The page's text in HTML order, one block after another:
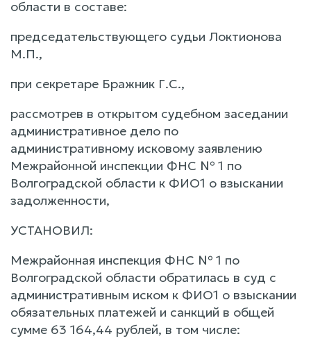
области в составе:
председательствующего судьи Локтионова
М.П.,
при секретаре Бражник Г.С.,
рассмотрев в открытом судебном заседании
административное дело по
административному исковому заявлению
Межрайонной инспекции ФНС № 1 по
Волгоградской области к ФИО1 о взыскании
задолженности,
УСТАНОВИЛ:
Межрайонная инспекция ФНС № 1 по
Волгоградской области обратилась в суд с
административным иском к ФИО1 о взыскании
обязательных платежей и санкций в общей
сумме 63 164,44 рублей, в том числе: